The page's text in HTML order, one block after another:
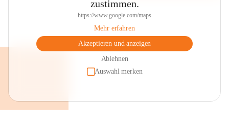
zustimmen.
https://www.google.com/maps
Mehr erfahren
Akzeptieren und anzeigen
Ablehnen
Auswahl merken